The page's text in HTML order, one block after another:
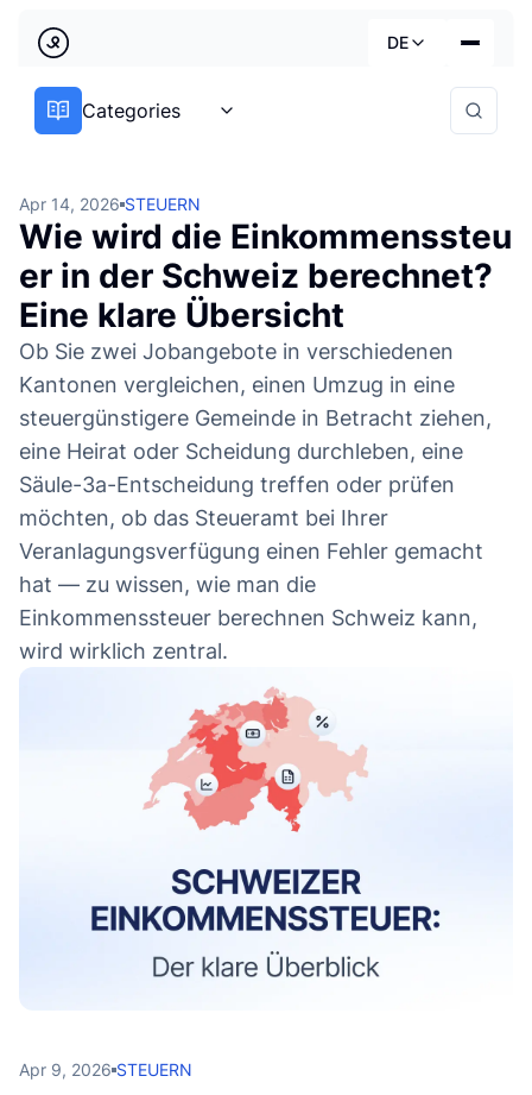
Dienstleistungen
Preise
Praktische Leitfäden
Über uns
Country
Français
English
DE
Categories
L
Steuern Archives | LedgerPeek
Apr 14, 2026 STEUERN
Wie wird die Einkommenssteu
er in der Schweiz berechnet?
Eine klare Übersicht
Ob Sie zwei Jobangebote in verschiedenen
Kantonen vergleichen, einen Umzug in eine
steuergünstigere Gemeinde in Betracht ziehen,
eine Heirat oder Scheidung durchleben, eine
Säule-3a-Entscheidung treffen oder prüfen
möchten, ob das Steueramt bei Ihrer
Veranlagungsverfügung einen Fehler gemacht
hat — zu wissen, wie man die
Einkommenssteuer berechnen Schweiz kann,
wird wirklich zentral.
Apr 9, 2026 STEUERN